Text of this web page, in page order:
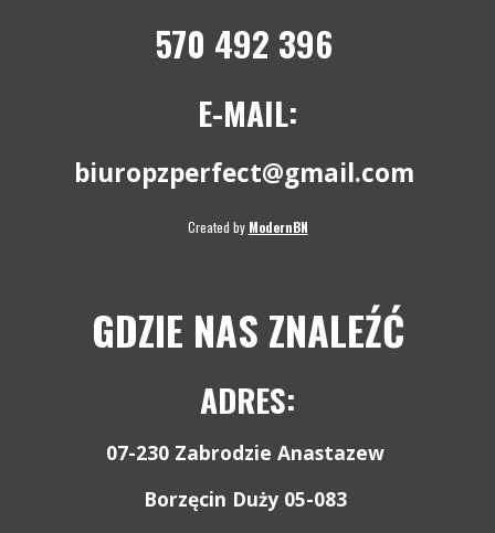
570 492 396
E-MAIL:
biuropzperfect@gmail.com
Created by ModernBN
GDZIE NAS ZNALEŹĆ
ADRES:
07-230 Zabrodzie Anastazew
Borzęcin Duży 05-083